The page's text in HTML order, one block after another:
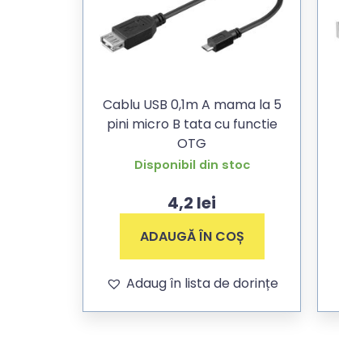
Cablu USB 0,1m A mama la 5
pini micro B tata cu functie
OTG
Disponibil din stoc
4,2 lei
ADAUGĂ ÎN COȘ
Adaug în lista de dorințe